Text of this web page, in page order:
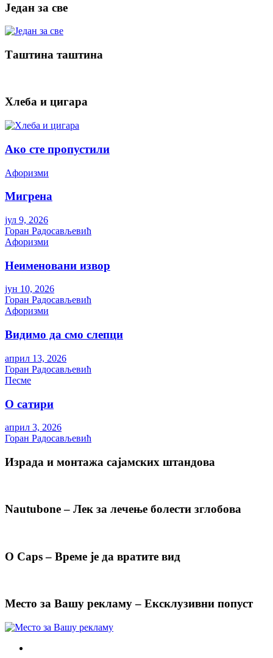
Један за све
Таштина таштина
Хлеба и цигара
Ако сте пропустили
Aфоризми
Мигрена
јул 9, 2026
Горан Радосављевић
Aфоризми
Неименовани извор
јун 10, 2026
Горан Радосављевић
Aфоризми
Видимо да смо слепци
април 13, 2026
Горан Радосављевић
Песме
О сатири
април 3, 2026
Горан Радосављевић
Израда и монтажа сајамских штандова
Nautubone – Лек за лечење болести зглобова
O Caps – Време је да вратите вид
Место за Вашу рекламу – Ексклузивни попуст